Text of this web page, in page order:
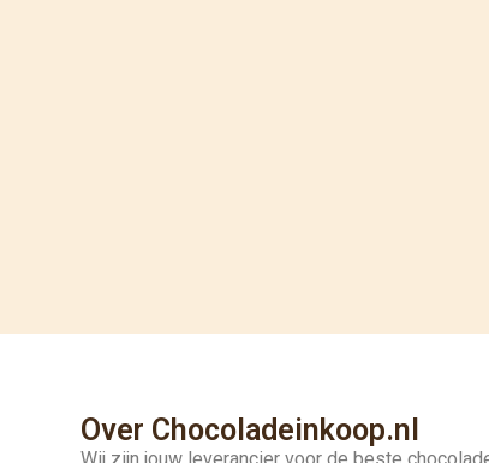
Over Chocoladeinkoop.nl